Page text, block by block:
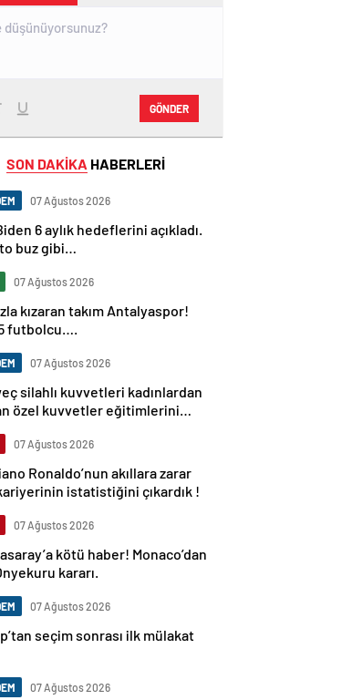
GÖNDER
SON DAKİKA HABERLERİ
07 Ağustos 2026
6 aylık hedeflerini açıkladı.
buz gibi…
07 Ağustos 2026
kızaran takım Antalyaspor!
futbolcu….
07 Ağustos 2026
silahlı kuvvetleri kadınlardan
özel kuvvetler eğitimlerini
07 Ağustos 2026
Ronaldo’nun akıllara zarar
istatistiğini çıkardık !
07 Ağustos 2026
kötü haber! Monaco’dan
kararı.
07 Ağustos 2026
seçim sonrası ilk mülakat
07 Ağustos 2026